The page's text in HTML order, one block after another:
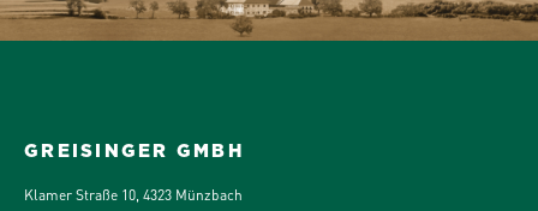
GREISINGER GMBH
Klamer Straße 10, 4323 Münzbach